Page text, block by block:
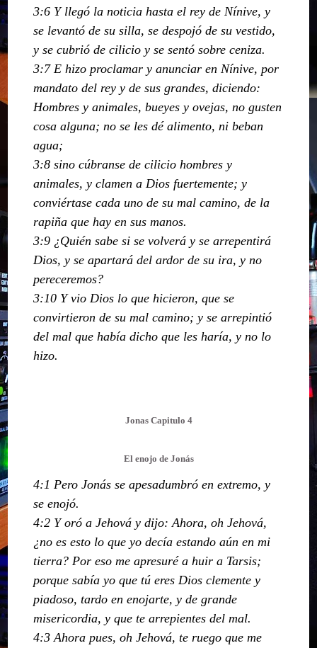
3:6 Y llegó la noticia hasta el rey de Nínive, y
se levantó de su silla, se despojó de su vestido,
y se cubrió de cilicio y se sentó sobre ceniza.
3:7 E hizo proclamar y anunciar en Nínive, por
mandato del rey y de sus grandes, diciendo:
Hombres y animales, bueyes y ovejas, no gusten
cosa alguna; no se les dé alimento, ni beban
agua;
3:8 sino cúbranse de cilicio hombres y
animales, y clamen a Dios fuertemente; y
conviértase cada uno de su mal camino, de la
rapiña que hay en sus manos.
3:9 ¿Quién sabe si se volverá y se arrepentirá
Dios, y se apartará del ardor de su ira, y no
pereceremos?
3:10 Y vio Dios lo que hicieron, que se
convirtieron de su mal camino; y se arrepintió
del mal que había dicho que les haría, y no lo
hizo.
Jonas Capitulo 4
El enojo de Jonás
4:1 Pero Jonás se apesadumbró en extremo, y
se enojó.
4:2 Y oró a Jehová y dijo: Ahora, oh Jehová,
¿no es esto lo que yo decía estando aún en mi
tierra? Por eso me apresuré a huir a Tarsis;
porque sabía yo que tú eres Dios clemente y
piadoso, tardo en enojarte, y de grande
misericordia, y que te arrepientes del mal.
4:3 Ahora pues, oh Jehová, te ruego que me